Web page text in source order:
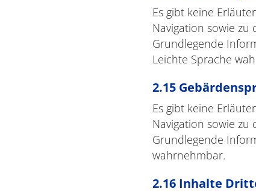
Es gibt keine
Navigation sowie
Grundlegende
Leichte Sprache
2.15
Es gibt keine
Navigation sowie
Grundlegende
wahrnehmbar.
2.16 Inhalte